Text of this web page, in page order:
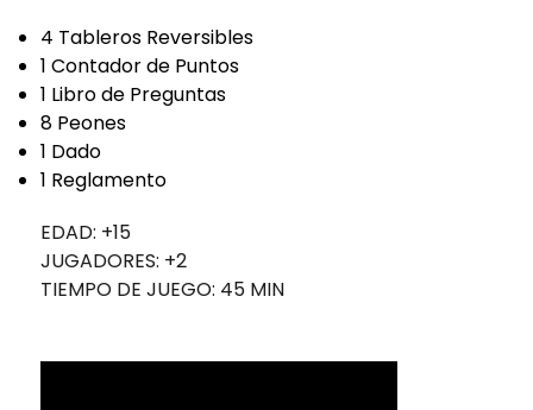
4 Tableros Reversibles
1 Contador de Puntos
1 Libro de Preguntas
8 Peones
1 Dado
1 Reglamento
EDAD: +15
JUGADORES: +2
TIEMPO DE JUEGO: 45 MIN